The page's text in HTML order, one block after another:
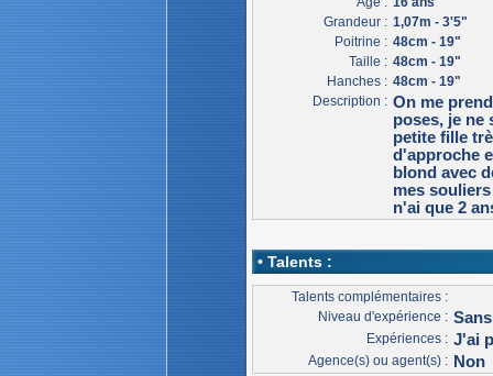
Grandeur : 1,07m - 3'5"
Poitrine : 48cm - 19"
Taille : 48cm - 19"
Hanches : 48cm - 19"
Description : On me
poses, je ne
petite fille
d'approche
blond avec
mes
n'ai que 2
• Talents :
Talents complémentaires :
Niveau d'expérience :
Expériences : J'ai
Agence(s) ou agent(s) : Non